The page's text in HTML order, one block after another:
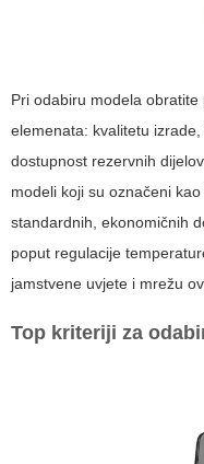
Pri odabiru modela
elemenata: kvalitetu
dostupnost rezervnih
modeli koji su označeni kao
standardnih, ekonomičnih
poput regulacije
jamstvene uvjete i mrežu
Top kriteriji za